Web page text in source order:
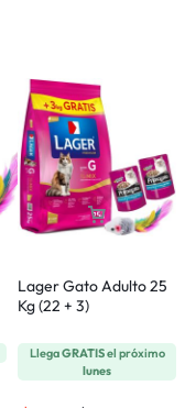
Lager Gato Adulto 25
Kg (22 + 3)
LlegaGRATISel próximo
lunes